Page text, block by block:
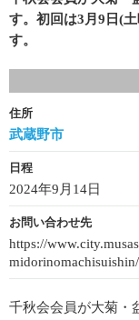
す。初回は3月9日(
す。
住所
武蔵野市
日程
2024年9月14日
お問い合わせ先
https://
千秋会会員が大菊・